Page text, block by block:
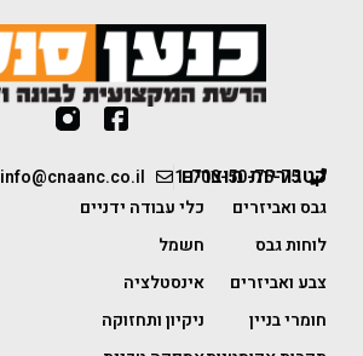
1-700-50-75-75
info@cnaanc.co.il קטגוריות מוצרים
גבס ואביזרים
לוחות גבס
צבע ואביזרים
חומרי בניין
כלי עבודה ידניים
חשמל
אינסטלציה
ניקיון ותחזוקה